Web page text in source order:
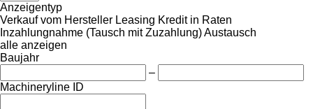
Anzeigentyp
Verkauf vom Hersteller Leasing Kredit in Raten
Inzahlungnahme (Tausch mit Zuzahlung)Austausch
alle anzeigen
Baujahr
–
Machineryline ID